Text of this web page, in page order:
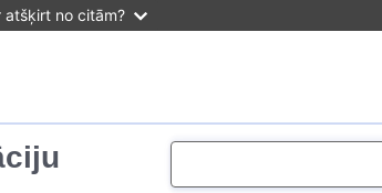
atšķirt no citām?
e